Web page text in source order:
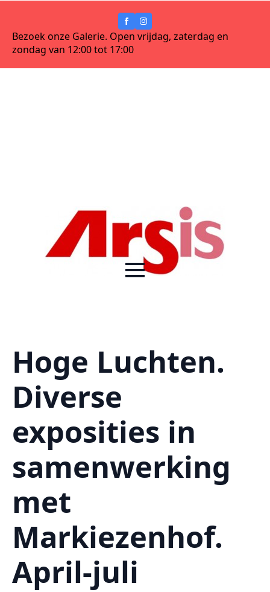
Bezoek onze Galerie. Open vrijdag, zaterdag en
zondag van 12:00 tot 17:00
Hoge Luchten.
Diverse
exposities in
samenwerking
met
Markiezenhof.
April-juli